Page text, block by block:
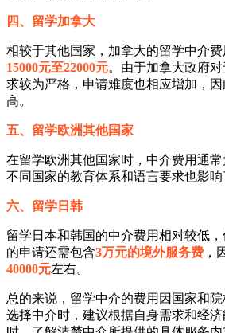
四、留学加拿大
相较于其他国家，加拿大的留学中介
15000元至22000元。由于加拿大政府
求较为严格，申请难度也相应增加，
高。
五、留学欧洲其他国家
在留学欧洲其他国家时，中介费用通常
不同国家的教育体系和语言要求也影响
六、留学日韩
留学日本和韩国的中介费用相对较低
的申请还需包含3万元的境外服务费 ，
40000元左右。
总的来说，留学中介的费用因国家和院
选择中介时，建议根据自身需求和经